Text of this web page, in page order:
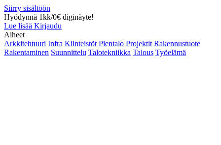
Siirry sisältöön
Hyödynnä 1kk/0€ diginäyte!
Lue lisää Kirjaudu
Aiheet
Arkkitehtuuri Infra Kiinteistöt Pientalo Projektit Rakennustuote
Rakentaminen Suunnittelu Talotekniikka Talous Työelämä